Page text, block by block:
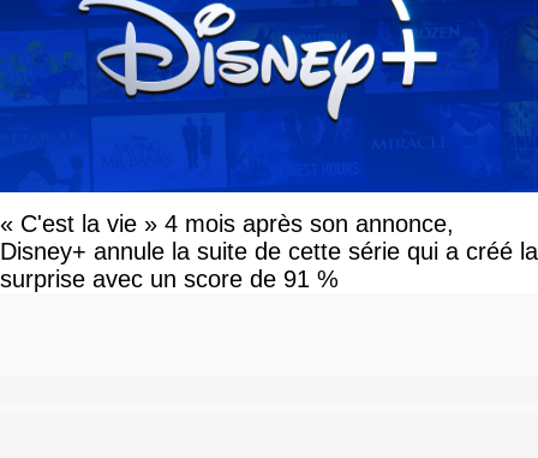
« C'est la vie » 4 mois après son annonce,
Disney+ annule la suite de cette série qui a créé la
surprise avec un score de 91 %